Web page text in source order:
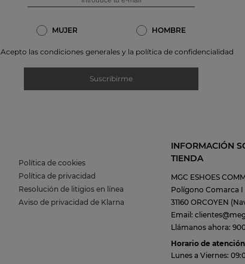
MUJER HOMBRE
Acepto las condiciones generales y la política de confidencialidad
Suscribirme
Política de cookies
Política de privacidad
Resolución de litigios en línea
Aviso de privacidad de Klarna
INFORMACIÓN
TIENDA
MGC ESHOES
Polígono Comarca I
31160 ORCOYEN
Email:
Llámanos ahora: 900
Horario de
Lunes a Viernes: